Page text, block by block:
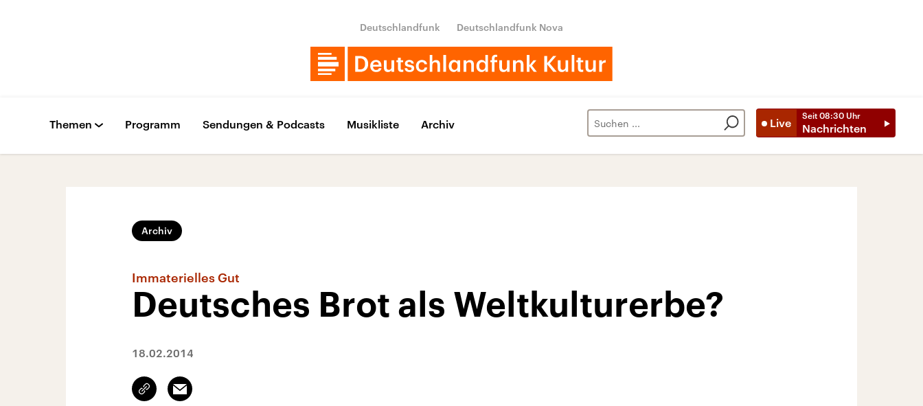
Deutschlandfunk Deutschlandfunk Nova
Live
Seit 08:30 Uhr
Nachrichten
Themen Programm Sendungen & Podcasts Musikliste Archiv
Archiv
Immaterielles Gut
Deutsches Brot als Weltkulturerbe?
18.02.2014
Link
kopieren/teilen
Email